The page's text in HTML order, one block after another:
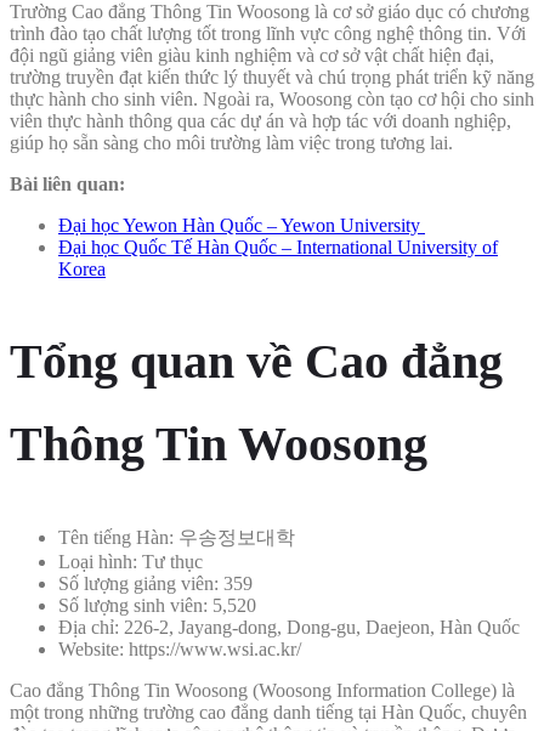
Trường Cao đẳng Thông Tin Woosong là cơ sở giáo dục có chương
trình đào tạo chất lượng tốt trong lĩnh vực công nghệ thông tin. Với
đội ngũ giảng viên giàu kinh nghiệm và cơ sở vật chất hiện đại,
trường truyền đạt kiến thức lý thuyết và chú trọng phát triển kỹ năng
thực hành cho sinh viên. Ngoài ra, Woosong còn tạo cơ hội cho sinh
viên thực hành thông qua các dự án và hợp tác với doanh nghiệp,
giúp họ sẵn sàng cho môi trường làm việc trong tương lai.
Bài liên quan:
Đại học Yewon Hàn Quốc – Yewon University
Đại học Quốc Tế Hàn Quốc – International University of
Korea
Tổng quan về Cao đẳng
Thông Tin Woosong
Tên tiếng Hàn: 우송정보대학
Loại hình: Tư thục
Số lượng giảng viên: 359
Số lượng sinh viên: 5,520
Địa chỉ: 226-2, Jayang-dong, Dong-gu, Daejeon, Hàn Quốc
Website: https://www.wsi.ac.kr/
Cao đẳng Thông Tin Woosong (Woosong Information College) là
một trong những trường cao đẳng danh tiếng tại Hàn Quốc, chuyên